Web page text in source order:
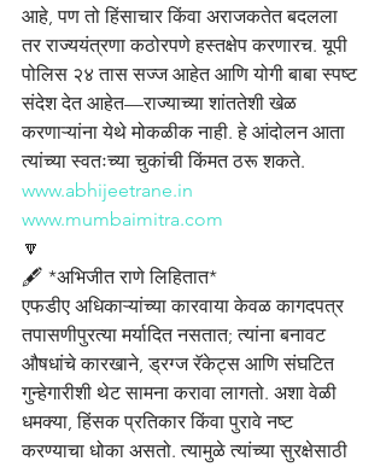
आहे, पण तो हिंसाचार किंवा अराजकतेत बदलला
तर राज्ययंत्रणा कठोरपणे हस्तक्षेप करणारच. यूपी
पोलिस २४ तास सज्ज आहेत आणि योगी बाबा स्पष्ट
संदेश देत आहेत—राज्याच्या शांततेशी खेळ
करणाऱ्यांना येथे मोकळीक नाही. हे आंदोलन आता
त्यांच्या स्वतःच्या चुकांची किंमत ठरू शकते.
www.abhijeetrane.in
www.mumbaimitra.com
🔽
🖋️ *अभिजीत राणे लिहितात*
एफडीए अधिकाऱ्यांच्या कारवाया केवळ कागदपत्र
तपासणीपुरत्या मर्यादित नसतात; त्यांना बनावट
औषधांचे कारखाने, ड्रग्ज रॅकेट्स आणि संघटित
गुन्हेगारीशी थेट सामना करावा लागतो. अशा वेळी
धमक्या, हिंसक प्रतिकार किंवा पुरावे नष्ट
करण्याचा धोका असतो. त्यामुळे त्यांच्या सुरक्षेसाठी